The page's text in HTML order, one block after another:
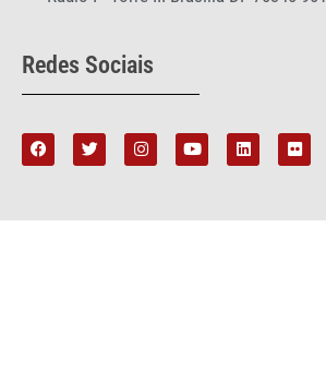
Redes Sociais